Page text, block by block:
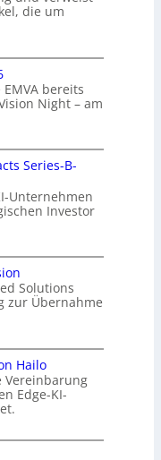
die um
bereits
Night – am
Series-B-
Unternehmen
Investor
Solutions
zur Übernahme
Hailo
Vereinbarung
Edge-KI-